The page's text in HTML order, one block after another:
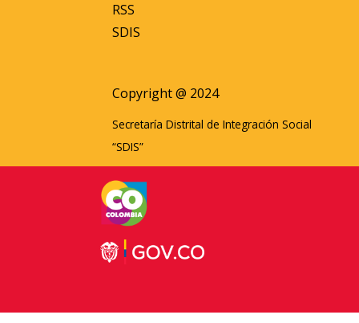
RSS
SDIS
Copyright @ 2024
Secretaría Distrital de Integración Social
“SDIS”